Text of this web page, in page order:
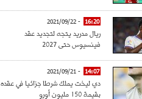
16:20
- 2021/09/22
ريال مدريد يتجه لتجديد عقد
فينسيوس حتى 2027
14:07
- 2021/09/21
دي ليخت يملك شرطا جزائيا في عقده
بقيمة 150 مليون أورو